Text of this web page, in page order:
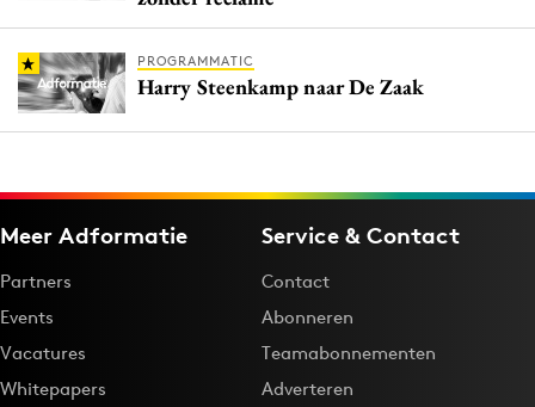
PROGRAMMATIC
Harry Steenkamp naar De Zaak
Meer Adformatie
Partners
Events
Vacatures
Whitepapers
Service & Contact
Contact
Abonneren
Teamabonnementen
Adverteren